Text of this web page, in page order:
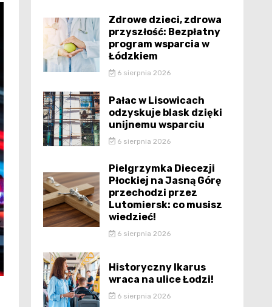
Zdrowe dzieci, zdrowa
przyszłość: Bezpłatny
program wsparcia w
Łódzkiem
6 sierpnia 2026
Pałac w Lisowicach
odzyskuje blask dzięki
unijnemu wsparciu
6 sierpnia 2026
Pielgrzymka Diecezji
Płockiej na Jasną Górę
przechodzi przez
Lutomiersk: co musisz
wiedzieć!
6 sierpnia 2026
Historyczny Ikarus
wraca na ulice Łodzi!
6 sierpnia 2026